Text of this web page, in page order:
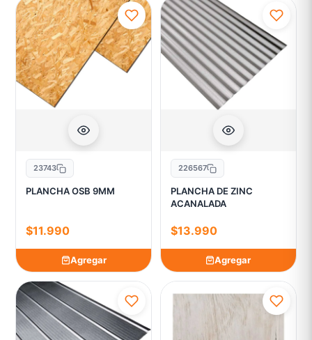
23743
PLANCHA OSB 9MM
$11.990
Agregar
226567
PLANCHA DE ZINC
ACANALADA
$13.990
Agregar